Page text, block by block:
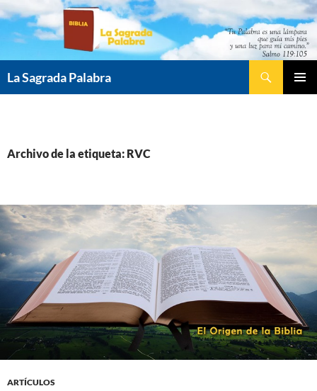
Saltar
contenido
La Sagrada Palabra
Archivo de la etiqueta: RVC
ARTÍCULOS